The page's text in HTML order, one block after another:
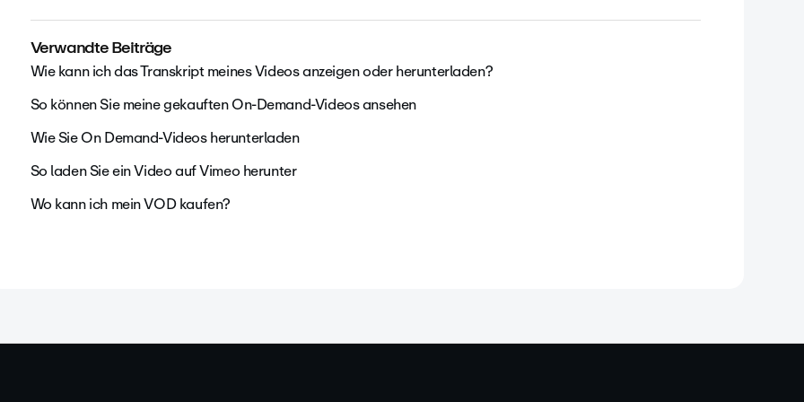
Verwandte Beiträge
Wie kann ich das Transkript meines Videos anzeigen oder herunterladen?
So können Sie meine gekauften On-Demand-Videos ansehen
Wie Sie On Demand-Videos herunterladen
So laden Sie ein Video auf Vimeo herunter
Wo kann ich mein VOD kaufen?